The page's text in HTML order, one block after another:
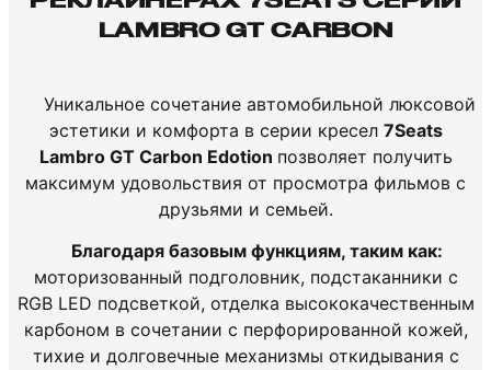
LAMBRO GT CARBON
Уникальное сочетание автомобильной люксовой
эстетики и комфорта в серии кресел 7Seats
Lambro GT Carbon Edotion позволяет получить
максимум удовольствия от просмотра фильмов с
друзьями и семьей.
Благодаря базовым функциям, таким как:
моторизованный подголовник, подстаканники с
RGB LED подсветкой, отделка высококачественным
карбоном в сочетании с перфорированной кожей,
тихие и долговечные механизмы откидывания с